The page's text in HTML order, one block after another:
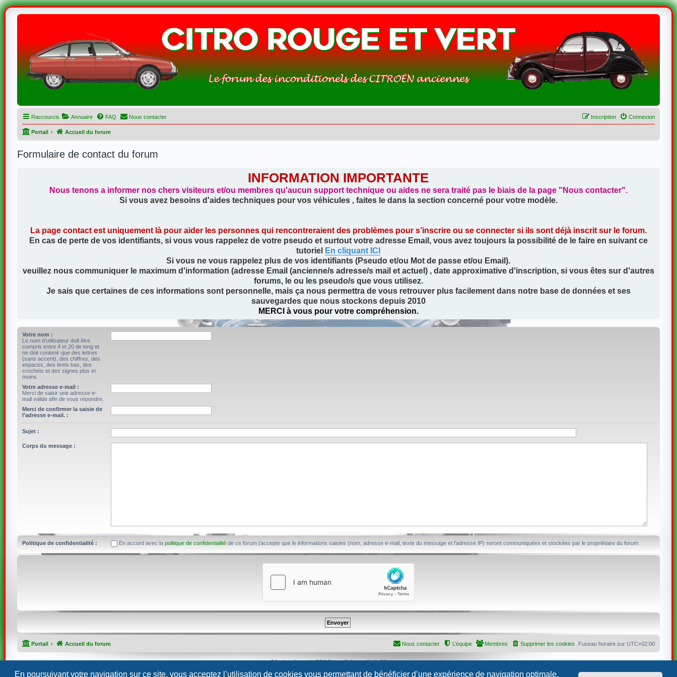
En poursuivant votre navigation sur ce site, vous acceptez l’utilisation de cookies vous permettant de bénéficier d’une expérience de navigation optimale.
Raccourcis Annuaire FAQ Nous contacter Connexion
Inscription
Portail Accueil du forum
Formulaire de contact du forum
INFORMATION IMPORTANTE
Nous tenons a informer nos chers visiteurs et/ou membres qu'aucun support technique ou aides ne sera traité pas le biais de la page "Nous contacter".
Si vous avez besoins d'aides techniques pour vos véhicules , faites le dans la section concerné pour votre modèle.
La page contact est uniquement là pour aider les personnes qui rencontreraient des problèmes pour s’inscrire ou se connecter si ils sont déjà inscrit sur le forum.
En cas de perte de vos identifiants, si vous vous rappelez de votre pseudo et surtout votre adresse Email, vous avez toujours la possibilité de le faire en suivant ce
tutoriel En cliquant ICI
Si vous ne vous rappelez plus de vos identifiants (Pseudo et/ou Mot de passe et/ou Email).
veuillez nous communiquer le maximum d'information (adresse Email (ancienne/s adresse/s mail et actuel) , date approximative d'inscription, si vous êtes sur d'autres
forums, le ou les pseudo/s que vous utilisez.
Je sais que certaines de ces informations sont personnelle, mais ça nous permettra de vous retrouver plus facilement dans notre base de données et ses
sauvegardes que nous stockons depuis 2010
MERCI à vous pour votre compréhension.
Votre nom :
Le nom d’utilisateur doit être
compris entre 4 et 20 de long et
ne doit contenir que des lettres
(sans accent), des chiffres, des
espaces, des tirets bas, des
crochets et des signes plus et
moins.
Votre adresse e-mail :
Merci de saisir une adresse e-
mail valide afin de vous répondre.
Merci de confirmer la saisie de
l’adresse e-mail. :
Sujet :
Corps du message :
Politique de confidentialité : En accord avec la politique de confidentialitéde ce forum j’accepte que le informations saisies (nom, adresse e-mail, texte du message et l’adresse IP) seront communiquées et stockées par le propriétaire du forum.
Portail Accueil du forum Fuseau horaire sur UTC+02:00
Supprimer les cookies
Membres
L’équipe
Nous contacter
Développé parphpBB® Forum Software © phpBB Limited
Traduction française officielle © Qiaeru